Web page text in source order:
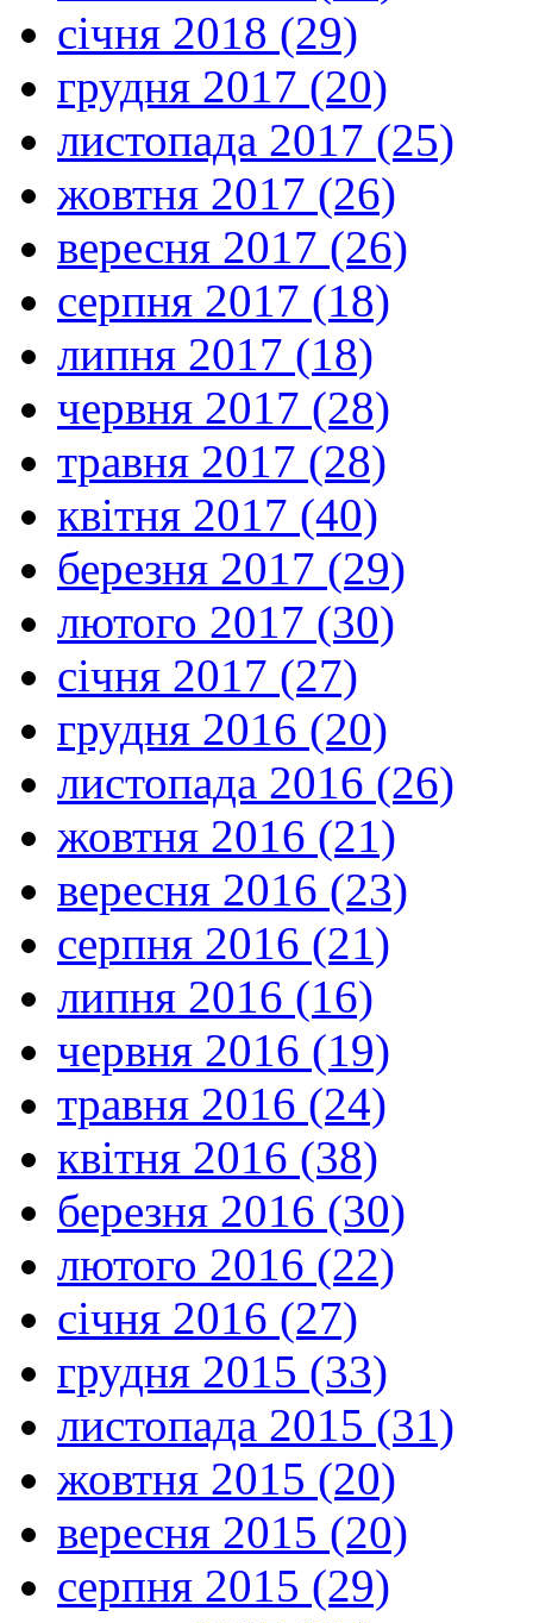
січня 2018 (29)
грудня 2017 (20)
листопада 2017 (25)
жовтня 2017 (26)
вересня 2017 (26)
серпня 2017 (18)
липня 2017 (18)
червня 2017 (28)
травня 2017 (28)
квітня 2017 (40)
березня 2017 (29)
лютого 2017 (30)
січня 2017 (27)
грудня 2016 (20)
листопада 2016 (26)
жовтня 2016 (21)
вересня 2016 (23)
серпня 2016 (21)
липня 2016 (16)
червня 2016 (19)
травня 2016 (24)
квітня 2016 (38)
березня 2016 (30)
лютого 2016 (22)
січня 2016 (27)
грудня 2015 (33)
листопада 2015 (31)
жовтня 2015 (20)
вересня 2015 (20)
серпня 2015 (29)